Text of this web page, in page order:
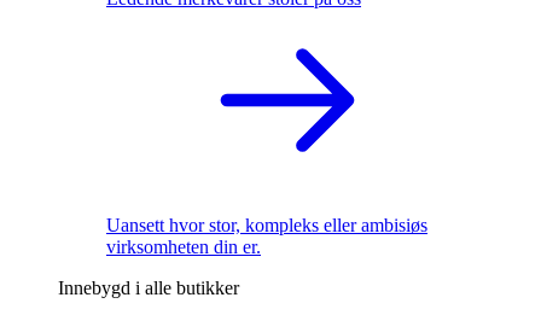
Uansett hvor stor, kompleks eller ambisiøs
virksomheten din er.
Innebygd i alle butikker